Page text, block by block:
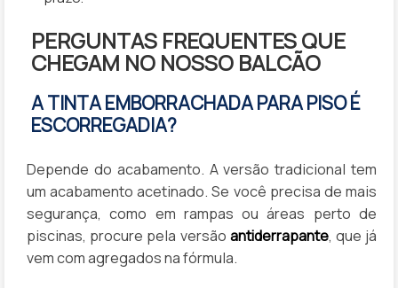
PERGUNTAS FREQUENTES QUE
CHEGAM NO NOSSO BALCÃO
A TINTA EMBORRACHADA PARA PISO É
ESCORREGADIA?
Depende do acabamento. A versão tradicional tem
um acabamento acetinado. Se você precisa de mais
segurança, como em rampas ou áreas perto de
piscinas, procure pela versão antiderrapante, que já
vem com agregados na fórmula.